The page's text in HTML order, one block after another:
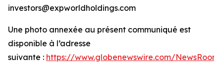
investors@expworldholdings.com
Une photo annexée au présent communiqué est
disponible à l’adresse
suivante : https://www.globenewswire.com/